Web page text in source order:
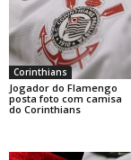
Corinthians
Jogador do Flamengo
posta foto com camisa
do Corinthians